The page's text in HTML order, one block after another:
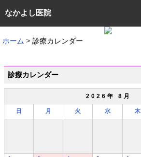
なかよし医院
ホーム 診療カレンダー
診療カレンダー
2026年 8月
日 月 火 水 木